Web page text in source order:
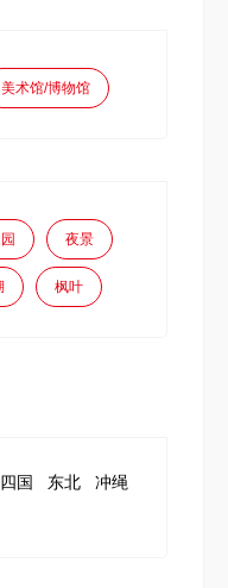
美术馆/博物馆
夜景
枫叶
四国 东北
冲绳